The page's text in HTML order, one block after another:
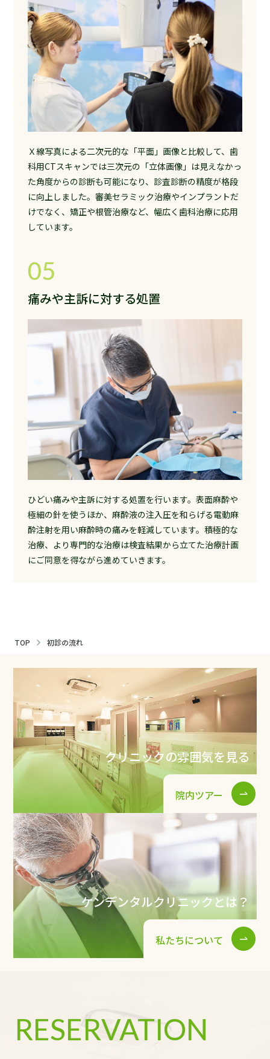
Ｘ線写真による二次元的な「平面」画像と比較して、歯
科用CTスキャンでは三次元の「立体画像」は見えなかっ
た角度からの診断も可能になり、診査診断の精度が格段
に向上しました。審美セラミック治療やインプラントだ
けでなく、矯正や根管治療など、幅広く歯科治療に応用
しています。
05
痛みや主訴に対する処置
ひどい痛みや主訴に対する処置を行います。表面麻酔や
極細の針を使うほか、麻酔液の注入圧を和らげる電動麻
酔注射を用い麻酔時の痛みを軽減しています。積極的な
治療、より専門的な治療は検査結果から立てた治療計画
にご同意を得ながら進めていきます。
TOP 初診の流れ
クリニックの雰囲気を見る
院内ツアー
ケンデンタルクリニックとは？
私たちについて
RESERVATION